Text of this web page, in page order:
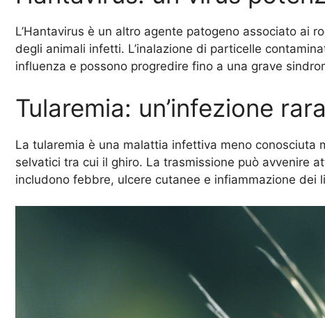
L’Hantavirus è un altro agente patogeno associato ai
degli animali infetti. L’inalazione di particelle
influenza e possono progredire fino a una grave
Tularemia: un’infezione
La tularemia è una malattia infettiva meno
selvatici tra cui il ghiro. La trasmissione può avvenire
includono febbre, ulcere cutanee e infiammazione dei